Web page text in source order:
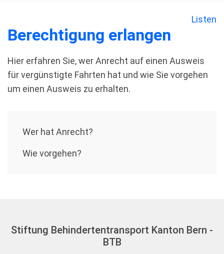
Listen
Berechtigung erlangen
Hier erfahren Sie, wer Anrecht auf einen Ausweis
für vergünstigte Fahrten hat und wie Sie vorgehen
um einen Ausweis zu erhalten.
Wer hat Anrecht?
Wie vorgehen?
Stiftung Behindertentransport Kanton Bern -
BTB